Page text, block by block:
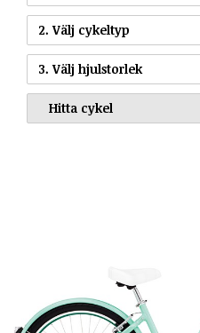
2. Välj cykeltyp
3. Välj hjulstorlek